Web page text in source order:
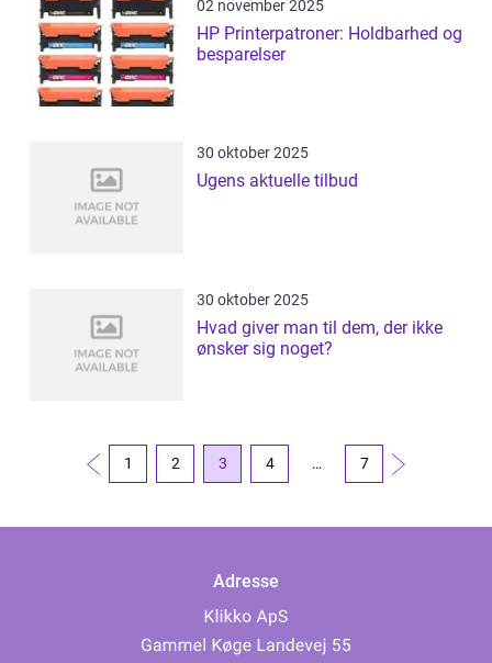
02 november 2025
HP Printerpatroner: Holdbarhed og
besparelser
30 oktober 2025
Ugens aktuelle tilbud
30 oktober 2025
Hvad giver man til dem, der ikke
ønsker sig noget?
1 2 3 4 … 7
Adresse